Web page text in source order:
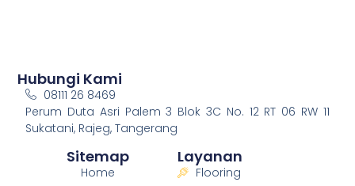
Hubungi Kami
08111 26 8469
Perum Duta Asri Palem 3 Blok 3C No. 12 RT 06 RW 11
Sukatani, Rajeg, Tangerang
Sitemap
Home
Layanan
Flooring